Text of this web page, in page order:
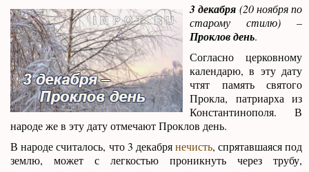
3 декабря (20 ноября по
старому стилю) –
Проклов день.
Согласно церковному
календарю, в эту дату
чтят память святого
Прокла, патриарха из
Константинополя. В
народе же в эту дату отмечают Проклов день.
В народе считалось, что 3 декабрянечисть, спрятавшаяся под
землю, может с легкостью проникнуть через трубу,